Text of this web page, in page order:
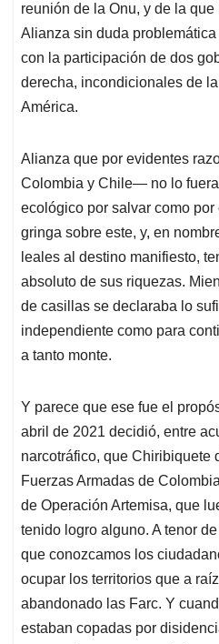
reunión de la Onu, y de la
Alianza sin duda
con la participación de dos
derecha, incondicionales de
América.
Alianza que por evidentes
Colombia y Chile— no lo
ecológico por salvar como
gringa sobre este, y, en
leales al destino manifiesto,
absoluto de sus riquezas.
de casillas se declaraba lo
independiente como para
a tanto monte.
Y parece que ese fue el
abril de 2021 decidió, entre
narcotráfico, que Chiribiquete
Fuerzas Armadas de
de Operación Artemisa, que
tenido logro alguno. A tenor
que conozcamos los
ocupar los territorios que a
abandonado las Farc. Y
estaban copadas por